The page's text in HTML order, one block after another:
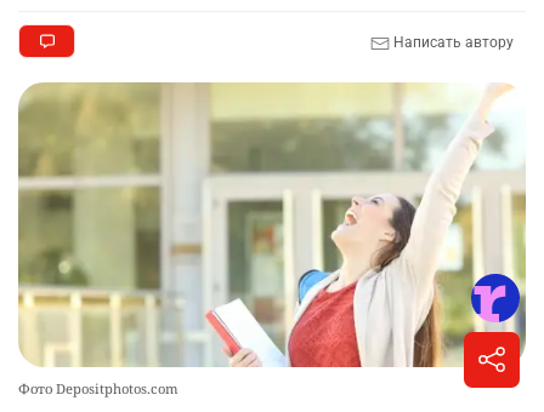
Написать автору
Фото Depositphotos.com